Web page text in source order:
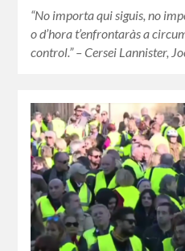
“No importa qui siguis, no
o d’hora t’enfrontaràs a
control.” – Cersei Lannister,